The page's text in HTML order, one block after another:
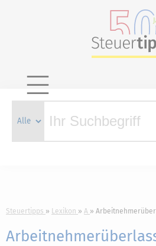
Steuertipps Lexikon A